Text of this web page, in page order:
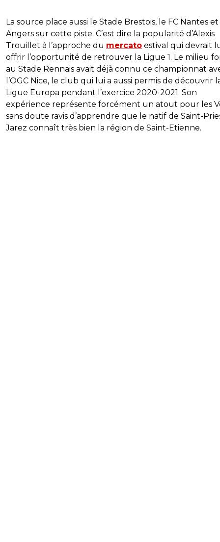
La source place aussi le Stade Brestois, le FC Nantes et
Angers sur cette piste. C’est dire la popularité d’Alexis
Trouillet à l’approche du mercato estival qui devrait
offrir l’opportunité de retrouver la Ligue 1. Le milieu
au Stade Rennais avait déjà connu ce championnat
l’OGC Nice, le club qui lui a aussi permis de découvrir
Ligue Europa pendant l’exercice 2020-2021. Son
expérience représente forcément un atout pour les
sans doute ravis d’apprendre que le natif de Saint-
Jarez connaît très bien la région de Saint-Etienne.